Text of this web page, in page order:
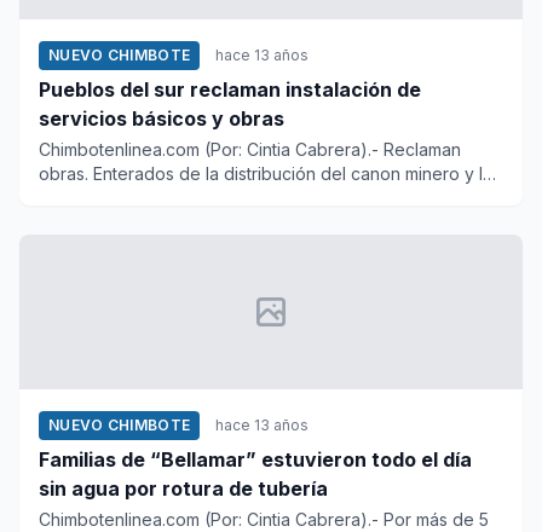
NUEVO CHIMBOTE hace 13 años
Pueblos del sur reclaman instalación de
servicios básicos y obras
Chimbotenlinea.com (Por: Cintia Cabrera).- Reclaman
obras. Enterados de la distribución del canon minero y los
NUEVO CHIMBOTE hace 13 años
Familias de “Bellamar” estuvieron todo el día
sin agua por rotura de tubería
Chimbotenlinea.com (Por: Cintia Cabrera).- Por más de 5